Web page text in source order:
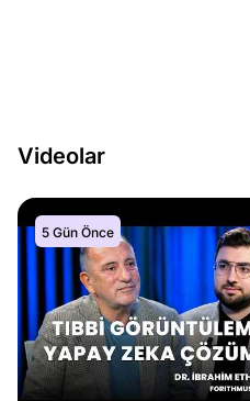
Videolar
5 Gün Önce